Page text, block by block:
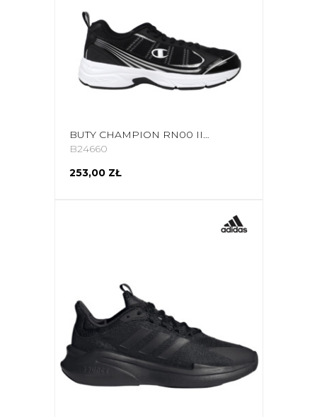
BUTY CHAMPION RN00 II LOW CUT SHOE S22359 KK007
B24660
253,00 ZŁ